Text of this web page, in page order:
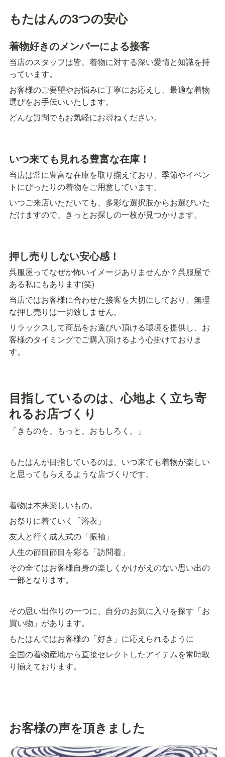
もたはんの3つの安心
着物好きのメンバーによる接客
当店のスタッフは皆、着物に対する深い愛情と知識を持
っています。
お客様のご要望やお悩みに丁寧にお応えし、最適な着物
選びをお手伝いいたします。
どんな質問でもお気軽にお尋ねください。
いつ来ても見れる豊富な在庫！
当店は常に豊富な在庫を取り揃えており、季節やイベン
トにぴったりの着物をご用意しています。
いつご来店いただいても、多彩な選択肢からお選びいた
だけますので、きっとお探しの一枚が見つかります。
押し売りしない安心感！
呉服屋ってなぜか怖いイメージありませんか？呉服屋で
ある私にもあります(笑)
当店ではお客様に合わせた接客を大切にしており、無理
な押し売りは一切致しません。
リラックスして商品をお選びい頂ける環境を提供し、お
客様のタイミングでご購入頂けるよう心掛けておりま
す。
目指しているのは、心地よく立ち寄
れるお店づくり
「きものを、もっと、おもしろく。」
もたはんが目指しているのは、いつ来ても着物が楽しい
と思ってもらえるような店づくりです。
着物は本来楽しいもの。
お祭りに着ていく「浴衣」
友人と行く成人式の「振袖」
人生の節目節目を彩る「訪問着」
その全てはお客様自身の楽しくかけがえのない思い出の
一部となります。
その思い出作りの一つに、自分のお気に入りを探す「お
買い物」があります。
もたはんではお客様の「好き」に応えられるように
全国の着物産地から直接セレクトしたアイテムを常時取
り揃えております。
お客様の声を頂きました